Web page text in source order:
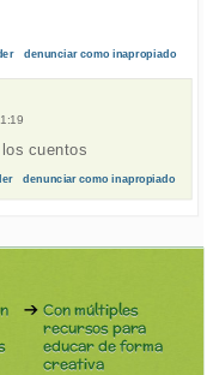
denunciar como inapropiado
cuentos
denunciar como inapropiado
Con múltiples
recursos para
educar de forma
creativa